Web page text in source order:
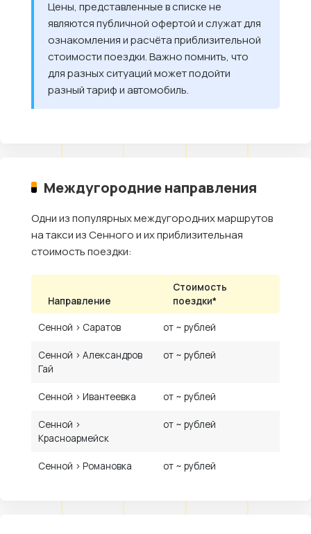
Цены, представленные в списке не
являются публичной офертой и служат для
ознакомления и расчёта приблизительной
стоимости поездки. Важно помнить, что
для разных ситуаций может подойти
разный тариф и автомобиль.
Междугородние направления
Одни из популярных междугородних маршрутов
на такси из Сенного и их приблизительная
стоимость поездки:
Направление
Стоимость
поездки*
Сенной › Саратов от ~ рублей
Сенной › Александров
Гай
от ~ рублей
Сенной › Ивантеевка от ~ рублей
Сенной ›
Красноармейск
от ~ рублей
Сенной › Романовка от ~ рублей